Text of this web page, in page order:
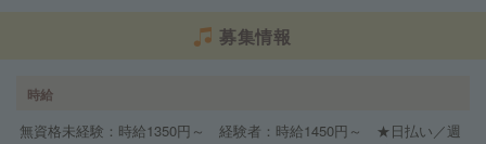
募集情報
時給
無資格未経験：時給1350円～ 経験者：時給1450円～ ★日払い／週